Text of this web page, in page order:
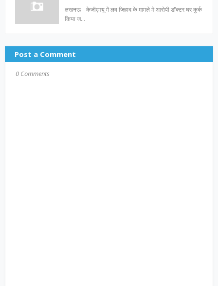
लखनऊ - केजीएमयू में लव जिहाद के मामले में आरोपी डॉक्टर घर कुर्क
किया ज…
Post a Comment
0 Comments